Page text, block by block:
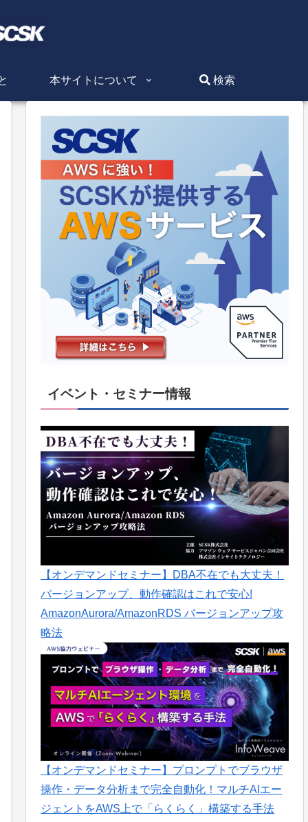
本サイトについて 検索
イベント・セミナー情報
【オンデマンドセミナー】DBA不在でも大丈夫！
バージョンアップ、動作確認はこれで安心!
AmazonAurora/AmazonRDS バージョンアップ攻
略法
【オンデマンドセミナー】プロンプトでブラウザ
操作・データ分析まで完全自動化！マルチAIエー
ジェントをAWS上で「らくらく」構築する手法